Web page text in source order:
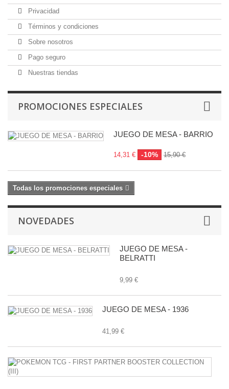
Privacidad
Términos y condiciones
Sobre nosotros
Pago seguro
Nuestras tiendas
PROMOCIONES ESPECIALES
JUEGO DE MESA - BARRIO
14,31 € -10% 15,90 €
Todas los promociones especiales
NOVEDADES
JUEGO DE MESA -
BELRATTI
9,99 €
JUEGO DE MESA - 1936
41,99 €